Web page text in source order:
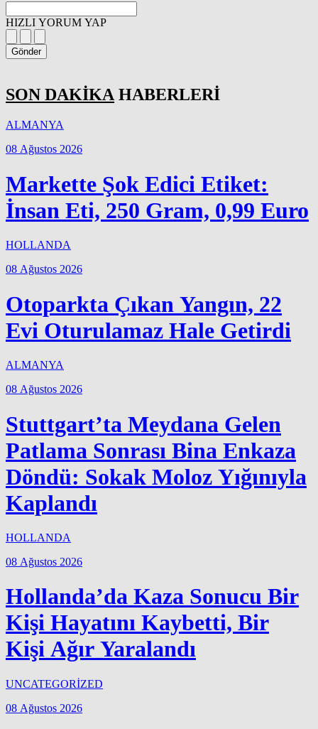
HIZLI YORUM YAP
Gönder
SON DAKİKAHABERLERİ
ALMANYA
08 Ağustos 2026
Markette Şok Edici Etiket:
İnsan Eti, 250 Gram, 0,99 Euro
HOLLANDA
08 Ağustos 2026
Otoparkta Çıkan Yangın, 22
Evi Oturulamaz Hale Getirdi
ALMANYA
08 Ağustos 2026
Stuttgart’ta Meydana Gelen
Patlama Sonrası Bina Enkaza
Döndü: Sokak Moloz Yığınıyla
Kaplandı
HOLLANDA
08 Ağustos 2026
Hollanda’da Kaza Sonucu Bir
Kişi Hayatını Kaybetti, Bir
Kişi Ağır Yaralandı
UNCATEGORİZED
08 Ağustos 2026